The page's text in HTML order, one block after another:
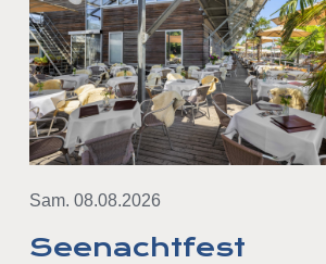
Sam. 08.08.2026
Seenachtfest